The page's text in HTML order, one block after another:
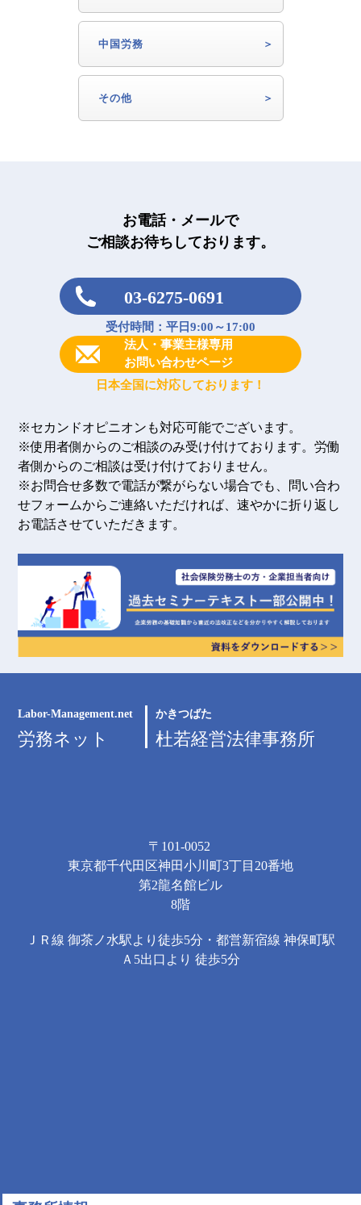
中国労務
その他
お電話・メールで
ご相談お待ちしております。
03-6275-0691
受付時間：平日9:00～17:00
法人・事業主様専用
お問い合わせページ
日本全国に対応しております！
※セカンドオピニオンも対応可能でございます。
※使用者側からのご相談のみ受け付けております。労働
者側からのご相談は受け付けておりません。
※お問合せ多数で電話が繋がらない場合でも、問い合わ
せフォームからご連絡いただければ、速やかに折り返し
お電話させていただきます。
Labor-Management.net
労務ネット
かきつばた
杜若経営法律事務所
〒101-0052
東京都千代田区神田小川町3丁目20番地
第2龍名館ビル
8階
ＪＲ線 御茶ノ水駅より徒歩5分・都営新宿線 神保町駅
Ａ5出口より 徒歩5分